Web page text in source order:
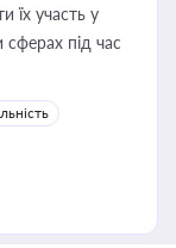
їх участь у
під час